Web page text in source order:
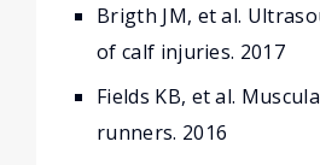
Brigth JM, et al.
of calf injuries. 2017
Fields KB, et al.
runners. 2016